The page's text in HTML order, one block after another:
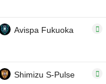
Avispa Fukuoka
Shimizu S-Pulse